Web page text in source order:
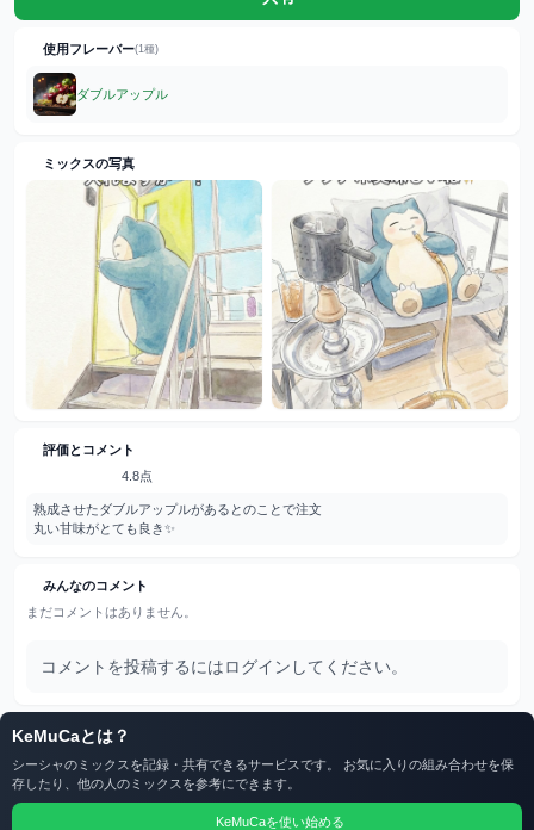
使用フレーバー(1種)
ダブルアップル
ミックスの写真
評価とコメント
4.8点
熟成させたダブルアップルがあるとのことで注文
丸い甘味がとても良き✨
みんなのコメント
まだコメントはありません。
コメントを投稿するにはログインしてください。
KeMuCaとは？
シーシャのミックスを記録・共有できるサービスです。 お気に入りの組み合わせを保
存したり、他の人のミックスを参考にできます。
KeMuCaを使い始める